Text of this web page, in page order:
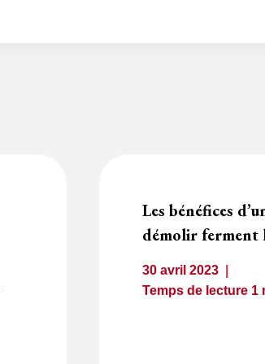
Les bénéfices
démolir ferment
30 avril 2023
Temps de lecture 1